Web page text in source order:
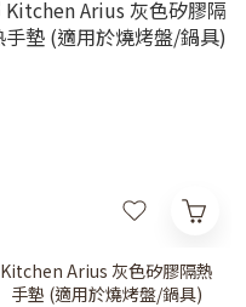
Kitchen Arius 灰色矽膠隔熱
手墊 (適用於燒烤盤/鍋具)